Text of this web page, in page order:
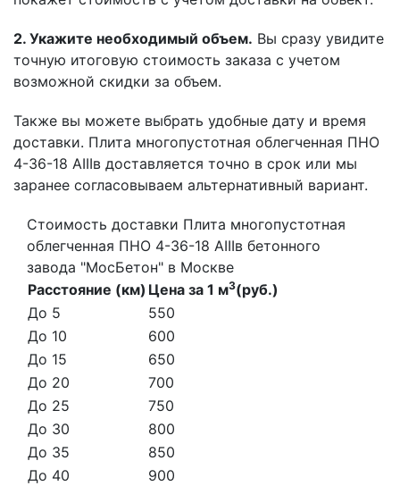
2. Укажите необходимый объем. Вы сразу увидите
точную итоговую стоимость заказа с учетом
возможной скидки за объем.
Также вы можете выбрать удобные дату и время
доставки. Плита многопустотная облегченная ПНО
4-36-18 АIIIв доставляется точно в срок или мы
заранее согласовываем альтернативный вариант.
Стоимость доставки Плита многопустотная
облегченная ПНО 4-36-18 АIIIв бетонного
завода "МосБетон" в Москве
Расстояние (км) Цена за 1 м3(руб.)
До 5
550
До 10
600
До 15
650
До 20
700
До 25
750
До 30
800
До 35
850
До 40
900